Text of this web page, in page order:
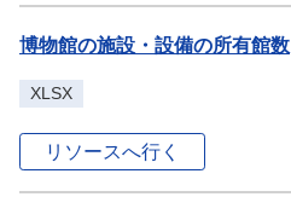
博物館の施設・設備の所有館数
XLSX
リソースへ行く